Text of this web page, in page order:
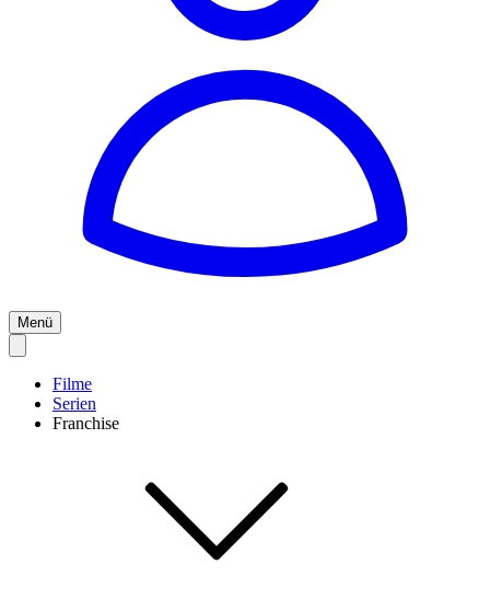
Menü
Filme
Serien
Franchise